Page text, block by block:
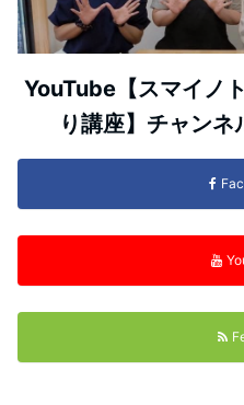
YouTube【スマイノ
り講座】チャン